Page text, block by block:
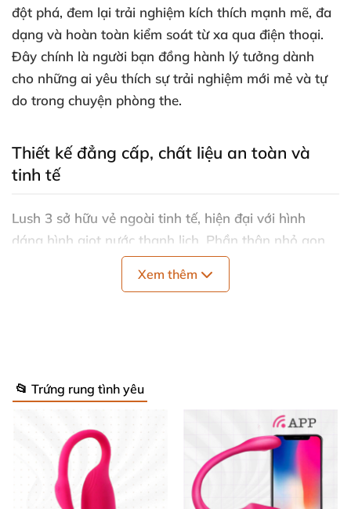
đột phá, đem lại trải nghiệm kích thích mạnh mẽ, đa
dạng và hoàn toàn kiểm soát từ xa qua điện thoại.
Đây chính là người bạn đồng hành lý tưởng dành
cho những ai yêu thích sự trải nghiệm mới mẻ và tự
do trong chuyện phòng the.
Thiết kế đẳng cấp, chất liệu an toàn và
tinh tế
Lush 3 sở hữu vẻ ngoài tinh tế, hiện đại với hình
dáng hình giọt nước thanh lịch. Phần thân nhỏ gọn,
thon thả giúp dễ dàng đưa vào âm đạo, đồng thời
tạo áp lực trực tiếp đến điểm G, mang lại cảm giác
mềm mại và mịn màng khi chạm vào 🧴
Không chứa phthalates, BPA, latex, đảm bảo an
toàn tuyệt đối cho làn da nhạy cảm 💖
Không thấm nước, dễ vệ sinh, giúp duy trì sự sạch
Xem thêm
📂 Trứng rung tình yêu